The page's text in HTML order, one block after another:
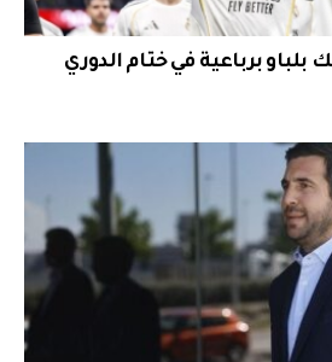
بلباو برباعية في ختام الدوري